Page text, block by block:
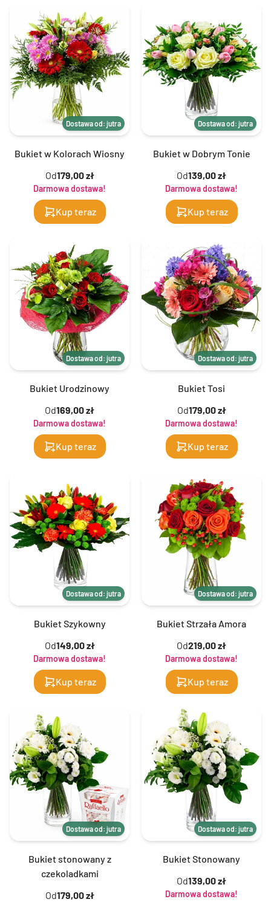
Dostawa od: jutra
Bukiet w Kolorach Wiosny
Od179,00 zł
Darmowa dostawa!
Kup teraz
Dostawa od: jutra
Bukiet w Dobrym Tonie
Od139,00 zł
Darmowa dostawa!
Kup teraz
Dostawa od: jutra
Bukiet Urodzinowy
Od169,00 zł
Darmowa dostawa!
Kup teraz
Dostawa od: jutra
Bukiet Tosi
Od179,00 zł
Darmowa dostawa!
Kup teraz
Dostawa od: jutra
Bukiet Szykowny
Od149,00 zł
Darmowa dostawa!
Kup teraz
Dostawa od: jutra
Bukiet Strzała Amora
Od219,00 zł
Darmowa dostawa!
Kup teraz
Dostawa od: jutra
Bukiet stonowany z
czekoladkami
Od179,00 zł
Dostawa od: jutra
Bukiet Stonowany
Od139,00 zł
Darmowa dostawa!